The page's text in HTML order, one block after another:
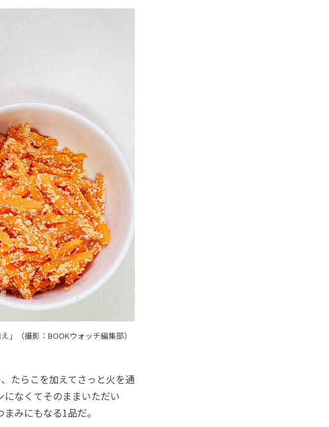
（撮影：BOOKウォッチ編集部）
たらこを加えてさっと火を通
になくてそのままいただい
みにもなる1品だ。